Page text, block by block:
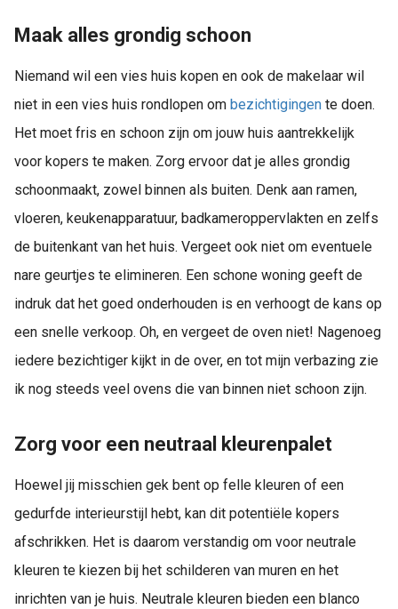
Maak alles grondig schoon
Niemand wil een vies huis kopen en ook de makelaar wil
niet in een vies huis rondlopen om bezichtigingen te doen.
Het moet fris en schoon zijn om jouw huis aantrekkelijk
voor kopers te maken. Zorg ervoor dat je alles grondig
schoonmaakt, zowel binnen als buiten. Denk aan ramen,
vloeren, keukenapparatuur, badkameroppervlakten en zelfs
de buitenkant van het huis. Vergeet ook niet om eventuele
nare geurtjes te elimineren. Een schone woning geeft de
indruk dat het goed onderhouden is en verhoogt de kans op
een snelle verkoop. Oh, en vergeet de oven niet! Nagenoeg
iedere bezichtiger kijkt in de over, en tot mijn verbazing zie
ik nog steeds veel ovens die van binnen niet schoon zijn.
Zorg voor een neutraal kleurenpalet
Hoewel jij misschien gek bent op felle kleuren of een
gedurfde interieurstijl hebt, kan dit potentiële kopers
afschrikken. Het is daarom verstandig om voor neutrale
kleuren te kiezen bij het schilderen van muren en het
inrichten van je huis. Neutrale kleuren bieden een blanco